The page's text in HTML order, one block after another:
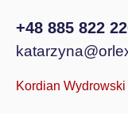
+48 885 822
Kordian Wydrowski